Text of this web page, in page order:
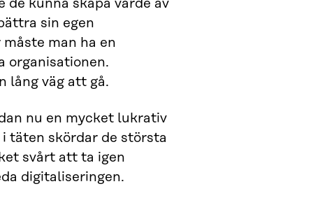
kunna skapa värde av
sin egen
man ha en
organisationen.
lång väg att gå.
nu en mycket lukrativ
täten skördar de största
svårt att ta igen
digitaliseringen.